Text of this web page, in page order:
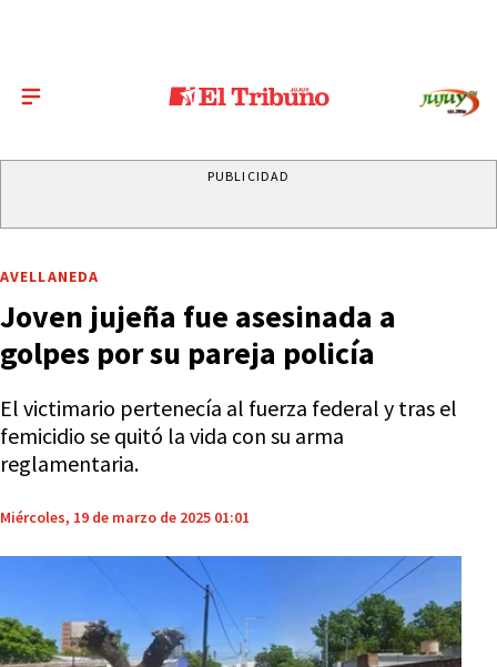
PUBLICIDAD
AVELLANEDA
Joven jujeña fue asesinada a
golpes por su pareja policía
El victimario pertenecía al fuerza federal y tras el
femicidio se quitó la vida con su arma
reglamentaria.
Miércoles, 19 de marzo de 2025 01:01